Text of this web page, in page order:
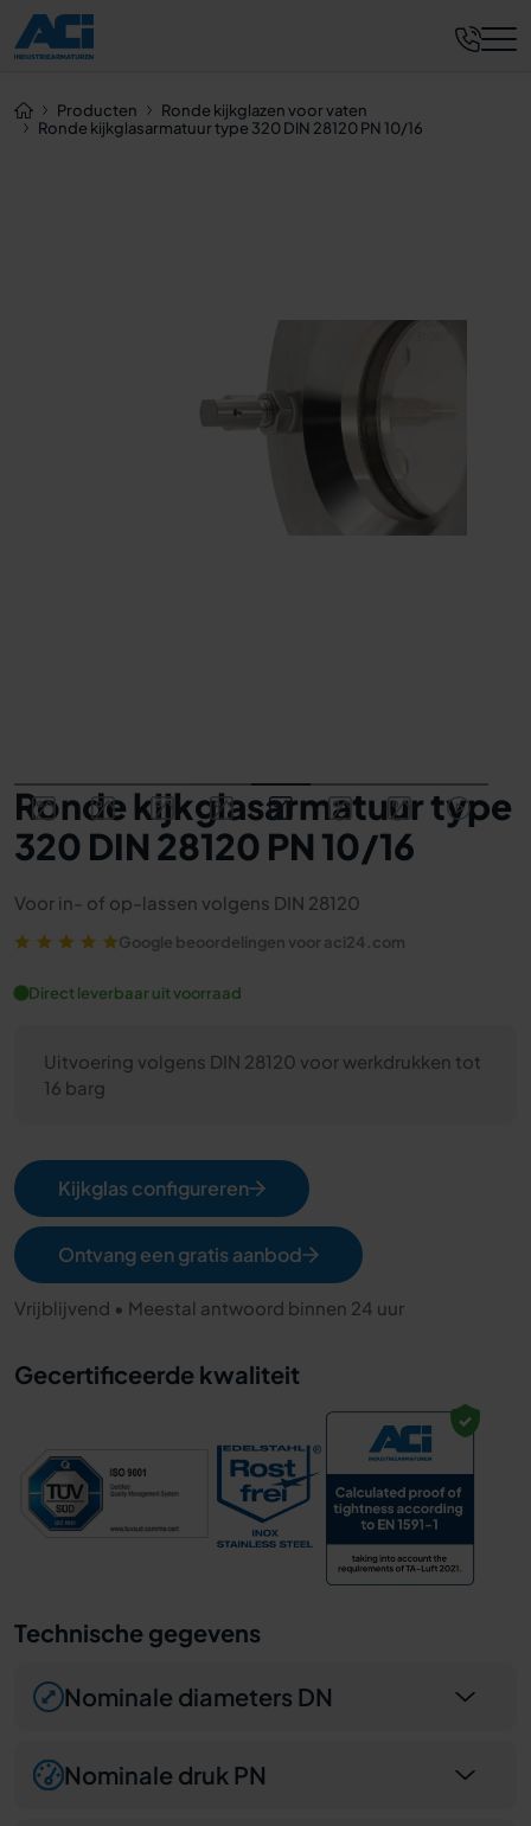
Producten
Ronde kijkglazen voor vaten
Ronde kijkglasarmatuur type 320 DIN 28120 PN 10/16
Ronde kijkglasarmatuur type
320 DIN 28120 PN 10/16
Voor in- of op-lassen volgens DIN 28120
Google beoordelingen voor aci24.com
Direct leverbaar uit voorraad
Uitvoering volgens DIN 28120 voor werkdrukken tot
16 barg
Kijkglas configureren
Ontvang een gratis aanbod
Vrijblijvend • Meestal antwoord binnen 24 uur
Gecertificeerde kwaliteit
Technische gegevens
Nominale diameters DN
Nominale druk PN